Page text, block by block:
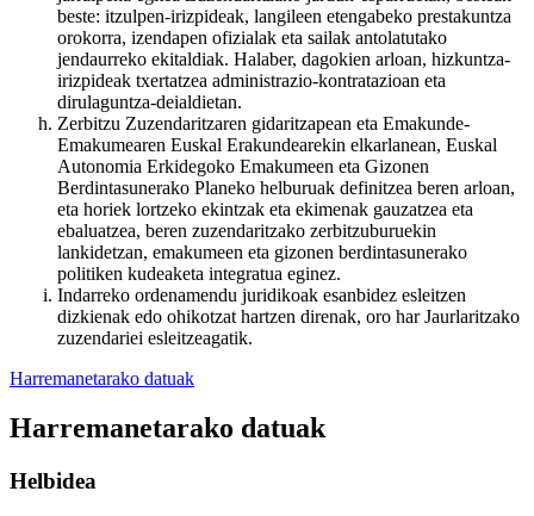
beste: itzulpen-irizpideak, langileen etengabeko prestakuntza
orokorra, izendapen ofizialak eta sailak antolatutako
jendaurreko ekitaldiak. Halaber, dagokien arloan, hizkuntza-
irizpideak txertatzea administrazio-kontratazioan eta
dirulaguntza-deialdietan.
Zerbitzu Zuzendaritzaren gidaritzapean eta Emakunde-
Emakumearen Euskal Erakundearekin elkarlanean, Euskal
Autonomia Erkidegoko Emakumeen eta Gizonen
Berdintasunerako Planeko helburuak definitzea beren arloan,
eta horiek lortzeko ekintzak eta ekimenak gauzatzea eta
ebaluatzea, beren zuzendaritzako zerbitzuburuekin
lankidetzan, emakumeen eta gizonen berdintasunerako
politiken kudeaketa integratua eginez.
Indarreko ordenamendu juridikoak esanbidez esleitzen
dizkienak edo ohikotzat hartzen direnak, oro har Jaurlaritzako
zuzendariei esleitzeagatik.
Harremanetarako datuak
Harremanetarako datuak
Helbidea